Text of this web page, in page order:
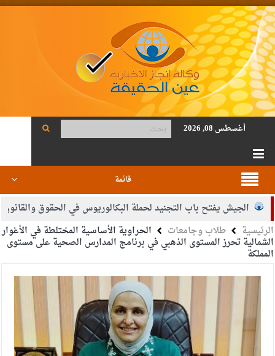
أغسطس 08, 2026
قائمة
يفتح باب التجنيد لحملة البكالوريوس في الحقوق والقانون
أحمد فريحات.. مبارك ومزيدا من التوفيق
الرئيسية طلاب وجامعات الحراوية الأساسية المختلطة في الأغوار
الشمالية تحرز المستوى الذهبي في برنامج المدارس الصحية على مستوى
المملكة